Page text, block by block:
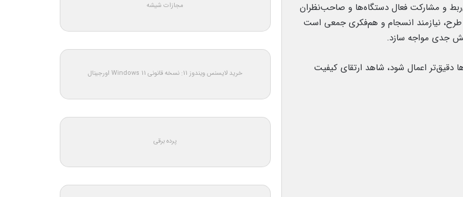
و مشارکت فعال دستگاه‌ها و صاحب‌نظران
طرح، نیازمند انسجام و هم‌فکری جمعی است
جدی مواجه سازد.
اعمال شود، شاهد ارتقای کیفیت
مجازات شیشه
خرید لایسنس ویندوز 11: نسخه قانونی Windows 11 اورجینال
پرده برقی